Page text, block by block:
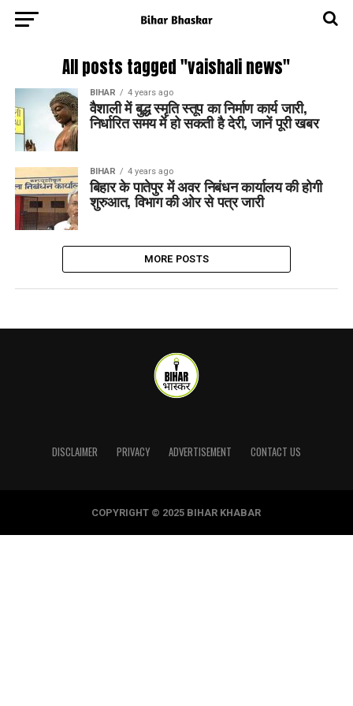
All posts tagged "vaishali news"
BIHAR 4 years ago
वैशाली में बुद्ध स्मृति स्तूप का निर्माण कार्य जारी,
निर्धारित समय में हो सकती है देरी, जानें पूरी खबर
BIHAR 4 years ago
बिहार के पातेपुर में अवर निबंधन कार्यालय की होगी
शुरुआत, विभाग की ओर से पत्र जारी
MORE POSTS
DISCLAIMER PRIVACY ADVERTISEMENT CONTACT US
COPYRIGHT © 2025 BIHAR KHABAR